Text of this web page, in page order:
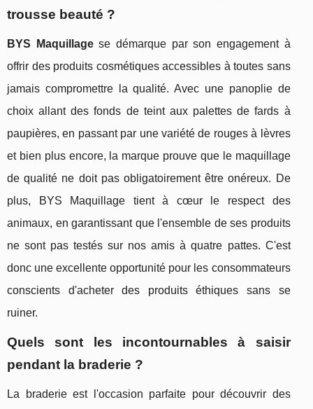
trousse beauté ?
BYS Maquillagese démarque par son engagement à
offrir des produits cosmétiques accessibles à toutes sans
jamais compromettre la qualité. Avec une panoplie de
choix allant des fonds de teint aux palettes de fards à
paupières, en passant par une variété de rouges à lèvres
et bien plus encore, la marque prouve que le maquillage
de qualité ne doit pas obligatoirement être onéreux. De
plus, BYS Maquillage tient à cœur le respect des
animaux, en garantissant que l'ensemble de ses produits
ne sont pas testés sur nos amis à quatre pattes. C'est
donc une excellente opportunité pour les consommateurs
conscients d'acheter des produits éthiques sans se
ruiner.
Quels sont les incontournables à saisir
pendant la braderie ?
La braderie est l'occasion parfaite pour découvrir des